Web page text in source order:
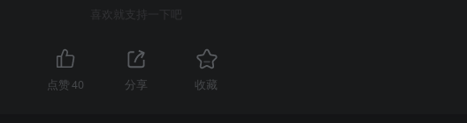
喜欢就支持一下吧
点赞40 分享 收藏